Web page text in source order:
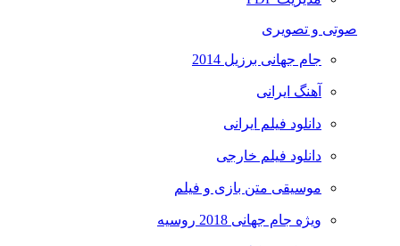
صوتی و تصویری
جام جهانی برزیل 2014
آهنگ ایرانی
دانلود فیلم ایرانی
دانلود فیلم خارجی
موسیقی متن بازی و فیلم
ویژه جام جهانی 2018 روسیه